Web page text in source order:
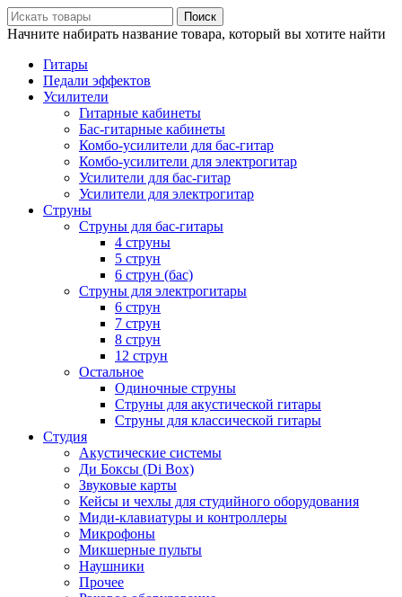
Поиск
Начните набирать название товара, который вы хотите найти
Гитары
Педали эффектов
Усилители
Гитарные кабинеты
Бас-гитарные кабинеты
Комбо-усилители для бас-гитар
Комбо-усилители для электрогитар
Усилители для бас-гитар
Усилители для электрогитар
Струны
Струны для бас-гитары
4 струны
5 струн
6 струн (бас)
Струны для электрогитары
6 струн
7 струн
8 струн
12 струн
Остальное
Одиночные струны
Струны для акустической гитары
Струны для классической гитары
Студия
Акустические системы
Ди Боксы (Di Box)
Звуковые карты
Кейсы и чехлы для студийного оборудования
Миди-клавиатуры и контроллеры
Микрофоны
Микшерные пульты
Наушники
Прочее